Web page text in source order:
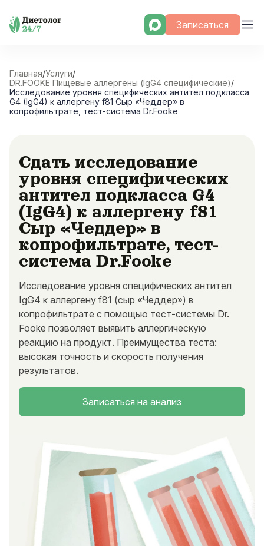
Skip
Записаться
Главная/Услуги/
DR.FOOKE Пищевые аллергены (IgG4 специфические)/
Исследование уровня специфических антител подкласса
G4 (IgG4) к аллергену f81 Сыр «Чеддер» в
копрофильтрате, тест-система Dr.Fooke
Сдать исследование
уровня специфических
антител подкласса G4
(IgG4) к аллергену f81
Сыр «Чеддер» в
копрофильтрате, тест-
система Dr.Fooke
Исследование уровня специфических антител
IgG4 к аллергену f81 (сыр «Чеддер») в
копрофильтрате с помощью тест-системы Dr.
Fooke позволяет выявить аллергическую
реакцию на продукт. Преимущества теста:
высокая точность и скорость получения
результатов.
Записаться на анализ